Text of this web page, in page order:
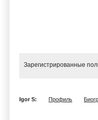
Зарегистрированные
Igor S: Профиль